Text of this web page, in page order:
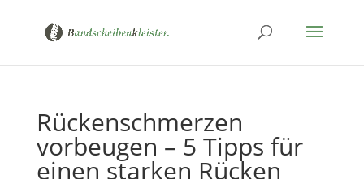
Rückenschmerzen
vorbeugen – 5 Tipps für
einen starken Rücken